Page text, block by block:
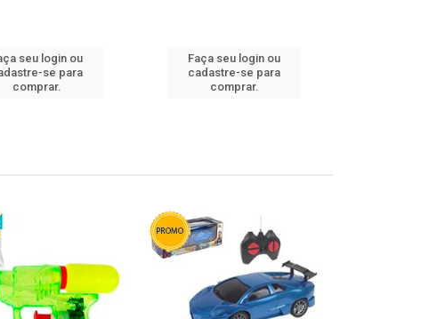
seu login ou
se para
comprar.
Faça seu login ou
cadastre-se para
comprar.